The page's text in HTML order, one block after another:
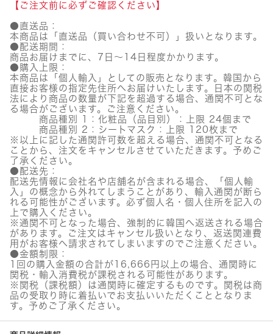
ス
ャ
ー
ト
リ
ー
ト
メ
ン
ト
ア
ン
プ
ル
個
【ご注文前に必ずご確認ください】
●直送品：
本商品は「直送品（買い合わせ不可）」扱いとなります。
●配送期間：
商品お届けまでに、7日～14日程度かかります。
●購入上限：
本商品は「個人輸入」としての販売となります。韓国から
直接お客様の指定先住所へお届けいたします。日本の関税
法により商品の数量が下記を超過する場合、通関不可とな
る場合がございます。ご注意ください。
商品種別 1：化粧品（品目別）：上限 24個まで
商品種別 2：シートマスク：上限 120枚まで
※以上に記した通関許可数を超える場合、通関不可となる
ことから、注文をキャンセルさせていただきます。予めご
了承ください。
●配送先：
配送先情報に会社名や店舗名が含まれる場合、「個人輸
入」の概念から外れてしまうことがあり、輸入通関が断ら
れる可能性がございます。必ず個人名・個人住所を記入の
上で購入ください。
※通関不可となった場合、強制的に韓国へ返送される場合
があります。ご注文はキャンセル扱いとなり、返送関連費
用がお客様へ請求されてしまいますのでご注意ください。
●金額制限：
1回の購入金額の合計が16,666円以上の場合、通関時に
関税・輸入消費税が課税される可能性があります。
※関税（課税額）は通関時に確定するものです。関税は商
品の受取り時に着払いでお支払いいただくこととなりま
す。予めご了承ください。